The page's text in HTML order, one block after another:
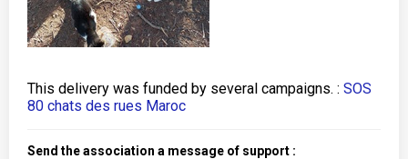
This delivery was funded by several campaigns. : SOS
80 chats des rues Maroc
Send the association a message of support :